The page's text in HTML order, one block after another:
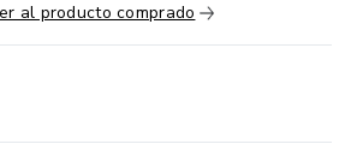
al producto comprado